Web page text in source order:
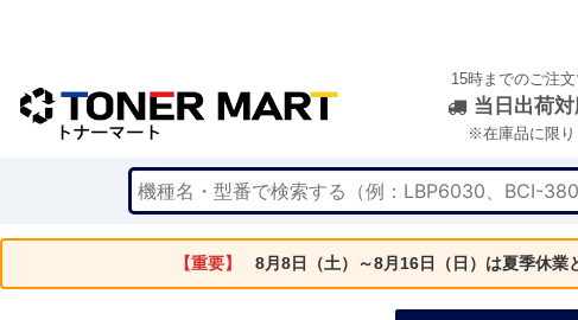
15時までのご注
当日出荷
※在庫品に限り
【重要】 8月8日（土）～8月16日（日）は夏季休業